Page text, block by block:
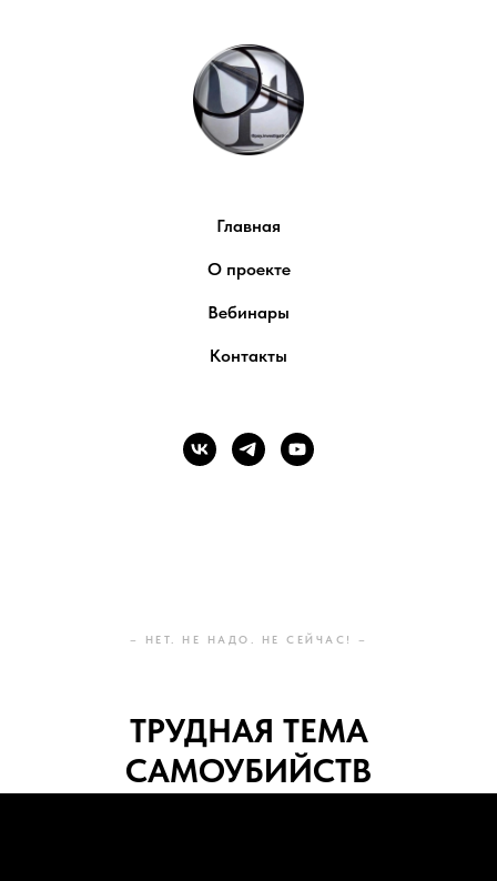
Главная
О проекте
Вебинары
Контакты
– НЕТ. НЕ НАДО. НЕ СЕЙЧАС! –
ТРУДНАЯ ТЕМА
САМОУБИЙСТВ